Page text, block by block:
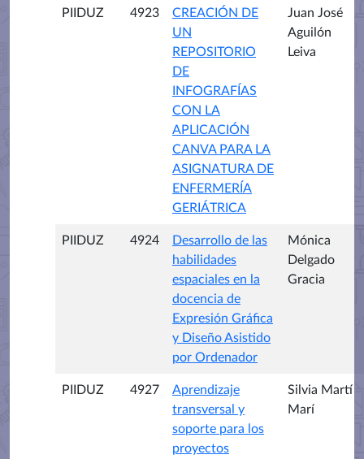
PIIDUZ 4923
CREACIÓN DE
UN
REPOSITORIO
DE
INFOGRAFÍAS
CON LA
APLICACIÓN
CANVA PARA LA
ASIGNATURA DE
ENFERMERÍA
GERIÁTRICA
Juan José
Aguilón
Leiva
PIIDUZ 4924
Desarrollo de las
habilidades
espaciales en la
docencia de
Expresión Gráfica
y Diseño Asistido
por Ordenador
Mónica
Delgado
Gracia
PIIDUZ 4927
Aprendizaje
transversal y
soporte para los
proyectos
Silvia Martí
Marí